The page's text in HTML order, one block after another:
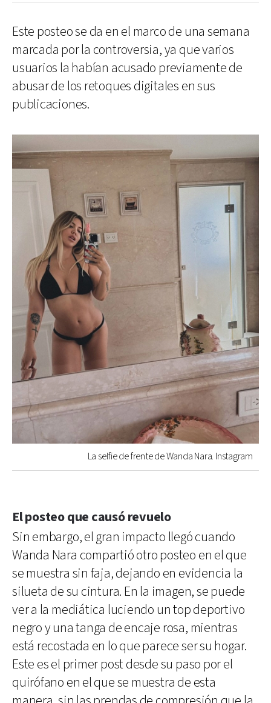
Este posteo se da en el marco de una semana
marcada por la controversia, ya que varios
usuarios la habían acusado previamente de
abusar de los retoques digitales en sus
publicaciones.
La selfie de frente de Wanda Nara. Instagram
El posteo que causó revuelo
Sin embargo, el gran impacto llegó cuando
Wanda Nara compartió otro posteo en el que
se muestra sin faja, dejando en evidencia la
silueta de su cintura. En la imagen, se puede
ver a la mediática luciendo un top deportivo
negro y una tanga de encaje rosa, mientras
está recostada en lo que parece ser su hogar.
Este es el primer post desde su paso por el
quirófano en el que se muestra de esta